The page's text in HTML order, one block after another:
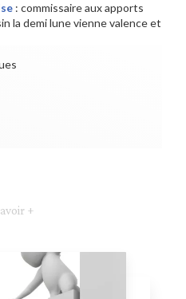
: commissaire aux apports
la demi lune vienne valence et
+